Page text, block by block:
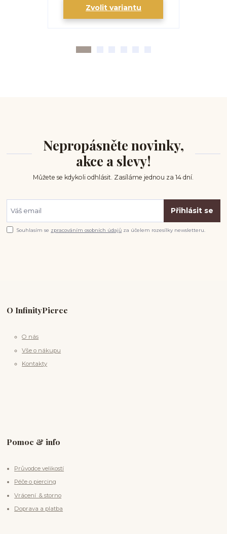
Zvolit variantu
Nepropásněte novinky,
akce a slevy!
Můžete se kdykoli odhlásit. Zasíláme jednou za 14 dní.
Přihlásit se
Souhlasím se zpracováním osobních údajů za účelem rozesílky newsletteru.
O InfinityPierce
O nás
Vše o nákupu
Kontakty
Pomoc & info
Průvodce velikostí
Péče o piercing
Vrácení & storno
Doprava a platba